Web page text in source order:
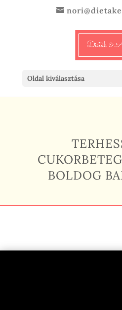
Oldal kiválasztása
BOLDOG